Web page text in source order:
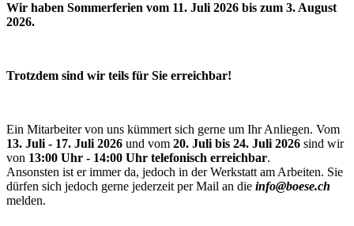
Wir haben Sommerferien vom 11. Juli 2026 bis zum 3. August
2026.
Trotzdem sind wir teils für Sie erreichbar!
Ein Mitarbeiter von uns kümmert sich gerne um Ihr Anliegen. Vom
13. Juli - 17. Juli 2026 und vom 20. Juli bis 24. Juli 2026 sind wir
von 13:00 Uhr - 14:00 Uhr telefonisch erreichbar.
Ansonsten ist er immer da, jedoch in der Werkstatt am Arbeiten. Sie
dürfen sich jedoch gerne jederzeit per Mail an die info@boese.ch
melden.